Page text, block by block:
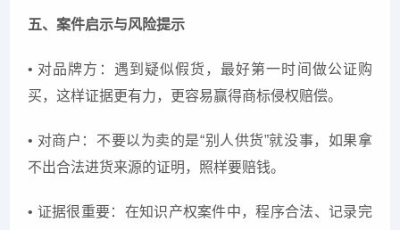
五、案件启示与风险提示
• 对品牌方：遇到疑似假货，最好第一时间做公证购
买，这样证据更有力，更容易赢得商标侵权赔偿。
• 对商户：不要以为卖的是“别人供货”就没事，如果拿
不出合法进货来源的证明，照样要赔钱。
• 证据很重要：在知识产权案件中，程序合法、记录完